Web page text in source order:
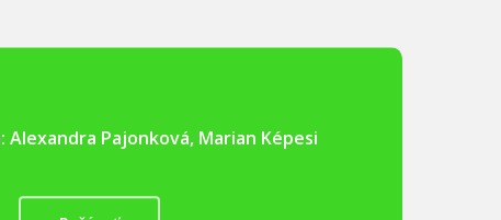
Alexandra Pajonková, Marian Képesi